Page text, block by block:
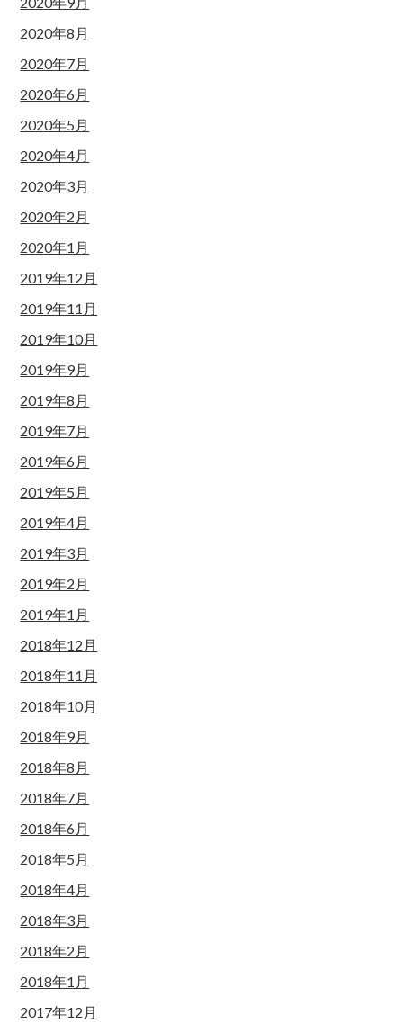
2020年8月
2020年7月
2020年6月
2020年5月
2020年4月
2020年3月
2020年2月
2020年1月
2019年12月
2019年11月
2019年10月
2019年9月
2019年8月
2019年7月
2019年6月
2019年5月
2019年4月
2019年3月
2019年2月
2019年1月
2018年12月
2018年11月
2018年10月
2018年9月
2018年8月
2018年7月
2018年6月
2018年5月
2018年4月
2018年3月
2018年2月
2018年1月
2017年12月